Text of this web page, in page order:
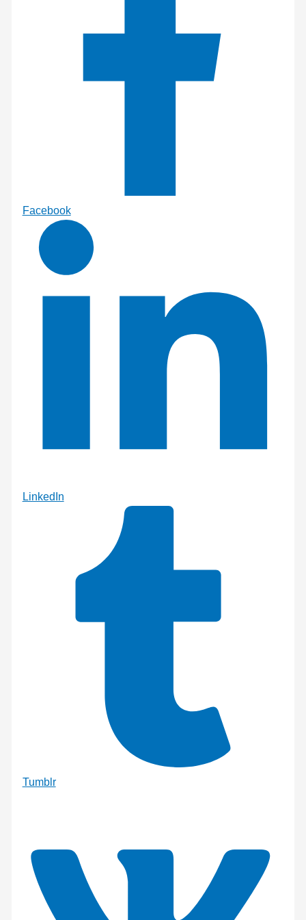
Facebook
LinkedIn
Tumblr